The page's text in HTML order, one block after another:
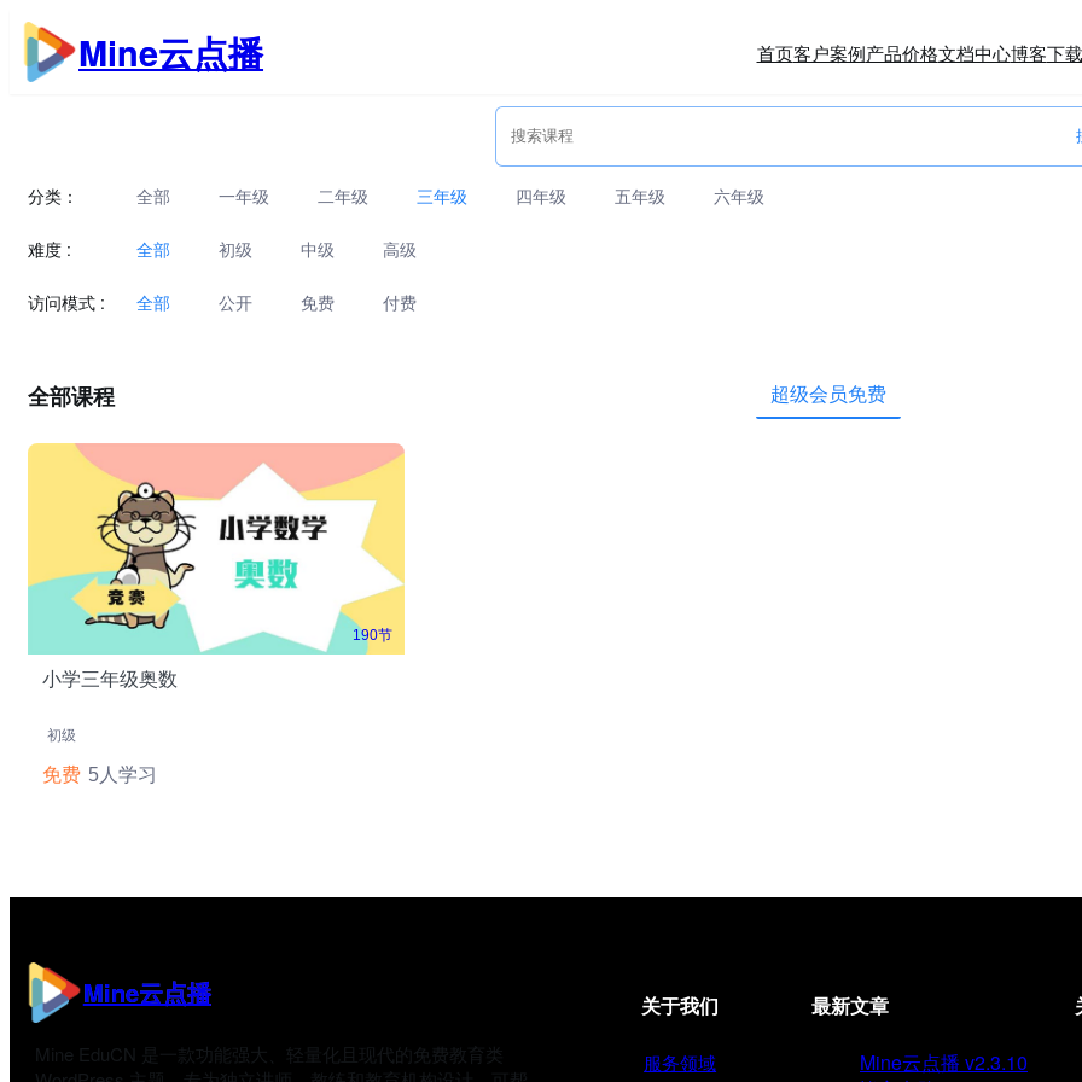
跳
至
内
Mine云点播 首页客户案例产品价格文档中心博客下载
分类： 全部 一年级 二年级 三年级 四年级 五年级 六年级
难度 : 全部 初级 中级 高级
访问模式 : 全部 公开 免费 付费
全部课程 超级会员免费
190节
小学三年级奥数
初级
免费 5人学习
Mine云点播
Mine EduCN 是一款功能强大、轻量化且现代的免费教育类
关于我们
服务领域
最新文章
Mine云点播 v2.3.10